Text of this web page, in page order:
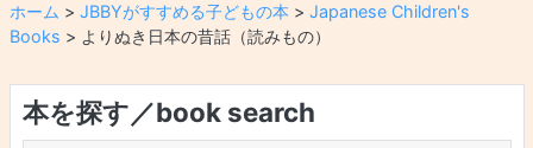
ホーム > JBBYがすすめる子どもの本 > Japanese Children's
Books > よりぬき日本の昔話（読みもの）
本を探す／book search